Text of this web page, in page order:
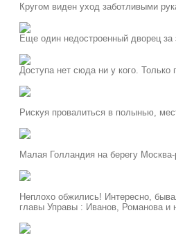
Кругом виден уход заботливыми
Еще один недостроенный дворец за
Доступа нет сюда ни у кого. Только
Рискуя провалиться в полынью,
Малая Голландия на берегу Москва-
Неплохо обжились! Интересно,
главы Управы : Иванов, Романова